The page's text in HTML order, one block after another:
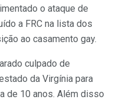
o ataque de
a FRC na lista dos
ao casamento gay.
culpado de
da Virgínia para
de 10 anos. Além disso